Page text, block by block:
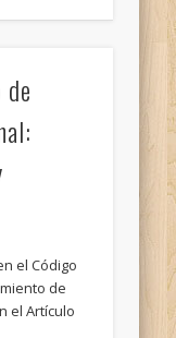
el Código
de
el Artículo